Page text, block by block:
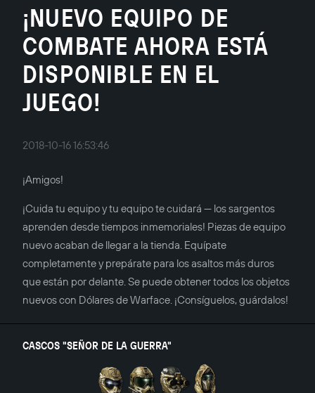
¡NUEVO EQUIPO DE
COMBATE AHORA ESTÁ
DISPONIBLE EN EL
JUEGO!
2018-10-16 16:53:46
¡Amigos!
¡Cuida tu equipo y tu equipo te cuidará — los sargentos
aprenden desde tiempos inmemoriales! Piezas de equipo
nuevo acaban de llegar a la tienda. Equípate
completamente y prepárate para los asaltos más duros
que están por delante. Se puede obtener todos los objetos
nuevos con Dólares de Warface. ¡Consíguelos, guárdalos!
CASCOS "SEÑOR DE LA GUERRA"